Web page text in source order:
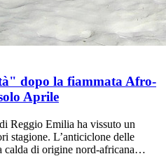
dopo la fiammata Afro-
Aprile
Reggio Emilia ha vissuto un
stagione. L’anticiclone delle
calda di origine nord-africana